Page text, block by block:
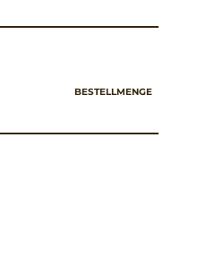
BESTELLMENGE